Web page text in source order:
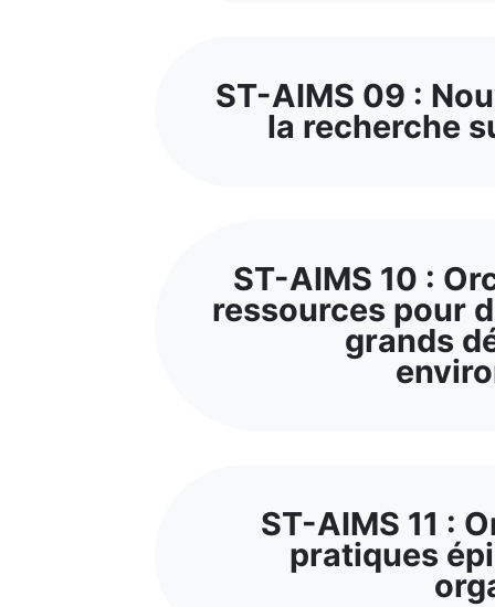
ST-AIMS 09 :
la recherche
ST-AIMS 10 :
ressources pour
grands
ST-AIMS 11 :
pratiques